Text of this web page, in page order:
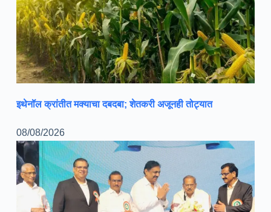
इथेनॉल क्रांतीत मक्याचा दबदबा; शेतकरी अजूनही तोट्यात
08/08/2026